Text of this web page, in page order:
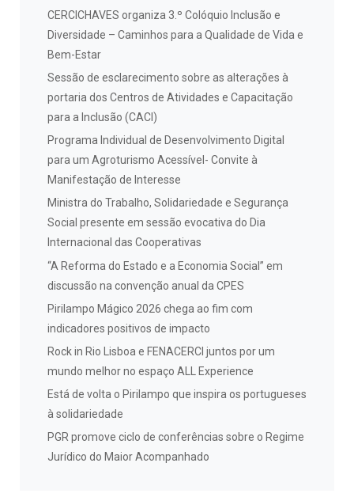
CERCICHAVES organiza 3.º Colóquio Inclusão e
Diversidade – Caminhos para a Qualidade de Vida e
Bem-Estar
Sessão de esclarecimento sobre as alterações à
portaria dos Centros de Atividades e Capacitação
para a Inclusão (CACI)
Programa Individual de Desenvolvimento Digital
para um Agroturismo Acessível- Convite à
Manifestação de Interesse
Ministra do Trabalho, Solidariedade e Segurança
Social presente em sessão evocativa do Dia
Internacional das Cooperativas
“A Reforma do Estado e a Economia Social” em
discussão na convenção anual da CPES
Pirilampo Mágico 2026 chega ao fim com
indicadores positivos de impacto
Rock in Rio Lisboa e FENACERCI juntos por um
mundo melhor no espaço ALL Experience
Está de volta o Pirilampo que inspira os portugueses
à solidariedade
PGR promove ciclo de conferências sobre o Regime
Jurídico do Maior Acompanhado